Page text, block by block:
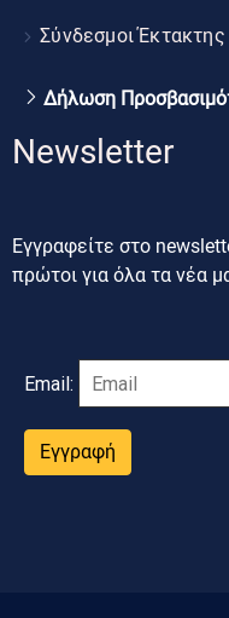
Σύνδεσμοι
Δήλωση
Newsletter
Εγγραφείτε στο
πρώτοι για όλα τα νέα
Email:
Εγγραφή